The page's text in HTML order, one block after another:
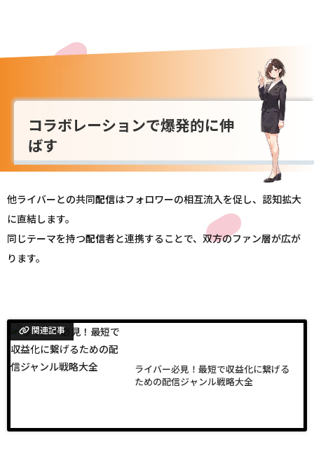
コラボレーションで爆発的に伸
ばす
他ライバーとの共同配信はフォロワーの相互流入を促し、認知拡大
に直結します。
同じテーマを持つ配信者と連携することで、双方のファン層が広が
ります。
関連記事
ライバー必見！最短で収益化に繋げる
ための配信ジャンル戦略大全